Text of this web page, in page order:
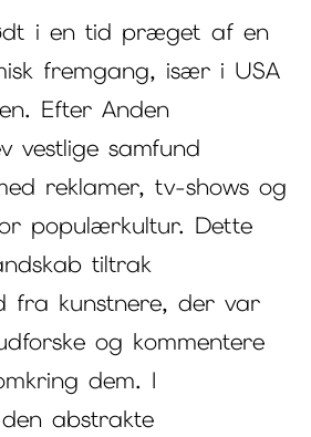
i en tid præget af en
fremgang, især i USA
Efter Anden
vestlige samfund
reklamer, tv-shows og
populærkultur. Dette
tiltrak
fra kunstnere, der var
og kommentere
dem. I
abstrakte